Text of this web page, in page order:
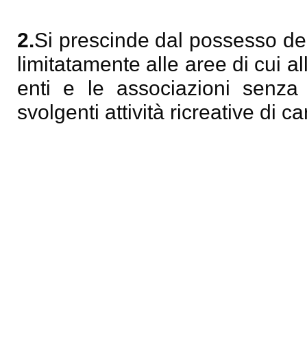
2.Si prescinde dal possesso
limitatamente alle aree di cui
enti e le associazioni
svolgenti attività ricreative di